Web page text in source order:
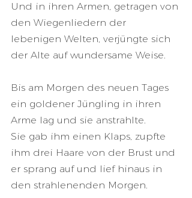
Und in ihren Armen, getragen von
den Wiegenliedern der
lebenigen Welten, verjüngte sich
der Alte auf wundersame Weise.
Bis am Morgen des neuen Tages
ein goldener Jüngling in ihren
Arme lag und sie anstrahlte.
Sie gab ihm einen Klaps, zupfte
ihm drei Haare von der Brust und
er sprang auf und lief hinaus in
den strahlenenden Morgen.